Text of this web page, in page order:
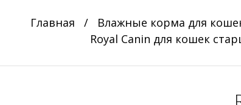
Главная / Влажные корма для
Royal Canin для кошек